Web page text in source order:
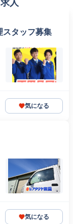
人
スタッフ募集
気になる
気になる